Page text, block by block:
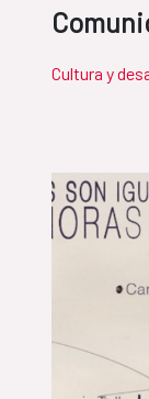
Cultura y